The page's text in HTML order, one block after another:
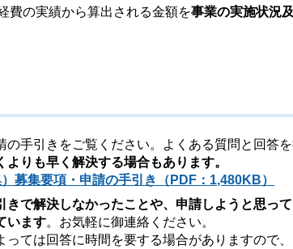
費の実績から算出される金額を事業の実施状況
の手引きをご覧ください。よくある質問と回答を
よりも早く解決する場合もあります。
募集要項・申請の手引き（PDF：1,480KB）
きで解決しなかったことや、申請しようと思っ
います。お気軽に御連絡ください。
っては回答に時間を要する場合がありますので